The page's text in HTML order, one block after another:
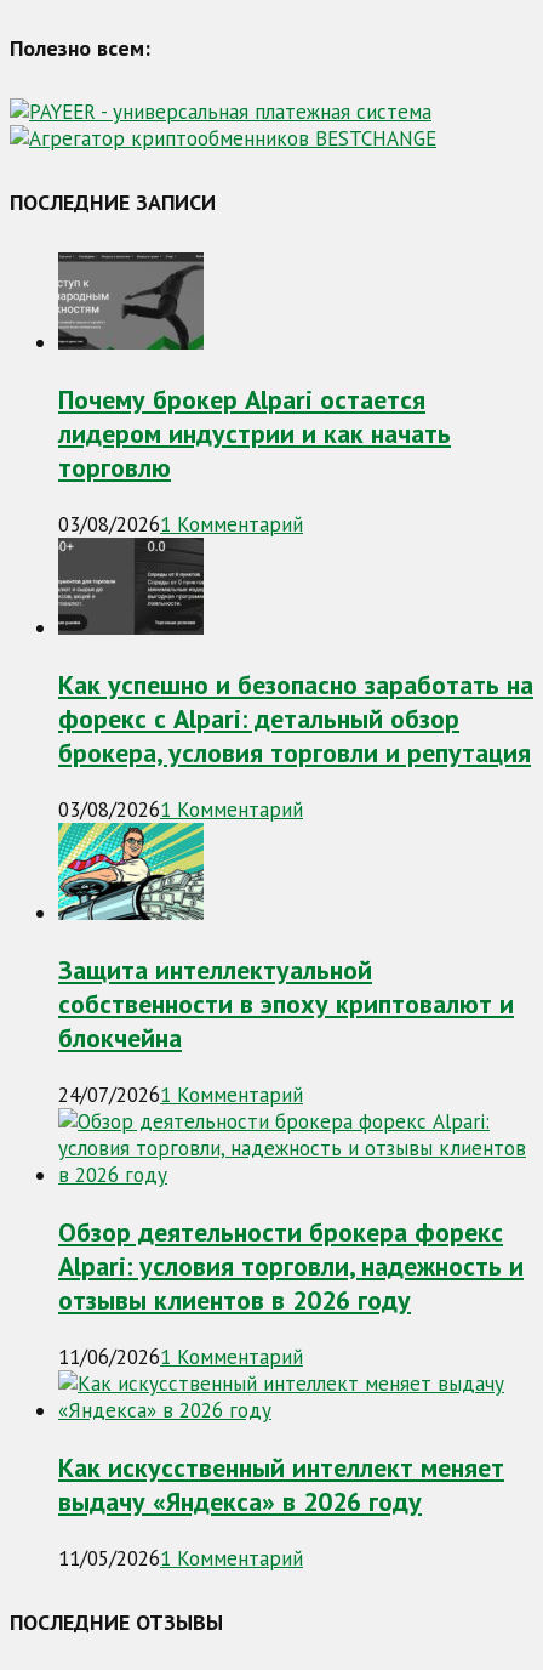
Полезно всем:
ПОСЛЕДНИЕ ЗАПИСИ
Почему брокер Alpari остается
лидером индустрии и как начать
торговлю
03/08/20261 Комментарий
Как успешно и безопасно заработать на
форекс с Alpari: детальный обзор
брокера, условия торговли и репутация
03/08/20261 Комментарий
Защита интеллектуальной
собственности в эпоху криптовалют и
блокчейна
24/07/20261 Комментарий
Обзор деятельности брокера форекс
Alpari: условия торговли, надежность и
отзывы клиентов в 2026 году
11/06/20261 Комментарий
Как искусственный интеллект меняет
выдачу «Яндекса» в 2026 году
11/05/20261 Комментарий
ПОСЛЕДНИЕ ОТЗЫВЫ